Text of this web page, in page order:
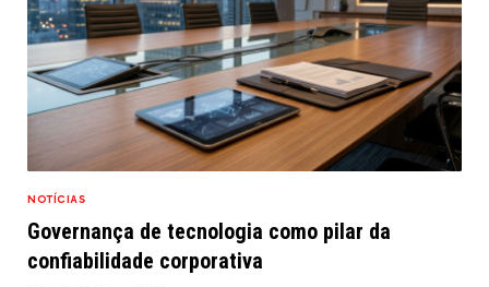
NOTÍCIAS
Governança de tecnologia como pilar da
confiabilidade corporativa